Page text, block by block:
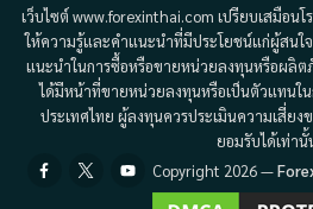
เว็บไซต์ www.forexinthai.com เปรียบเสมือน
ให้ความรู้และคำแนะนำที่มีประโยชน์แก่ผู้สนใ
แนะนำในการซื้อหรือขายหน่วยลงทุนหรือผลิต
ได้มีหน้าที่ขายหน่วยลงทุนหรือเป็นตัวแทนใ
ประเทศไทย ผู้ลงทุนควรประเมินความเสี่ย
ยอมรับได้เท่านั้
Facebook
TwitterYoutube
Copyright 2026 —